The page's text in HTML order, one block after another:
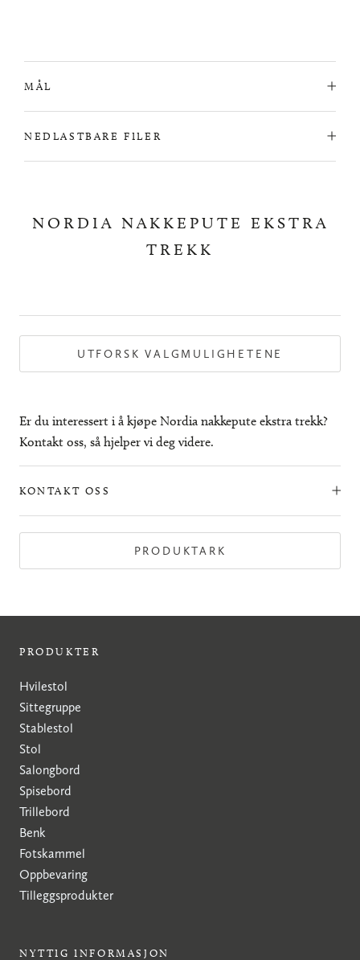
MÅL
NEDLASTBARE FILER
NORDIA NAKKEPUTE EKSTRA
TREKK
UTFORSK VALGMULIGHETENE
Er du interessert i å kjøpe Nordia nakkepute ekstra trekk?
Kontakt oss, så hjelper vi deg videre.
KONTAKT OSS
PRODUKTARK
PRODUKTER
Hvilestol
Sittegruppe
Stablestol
Stol
Salongbord
Spisebord
Trillebord
Benk
Fotskammel
Oppbevaring
Tilleggsprodukter
NYTTIG INFORMASJON